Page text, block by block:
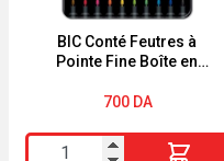
BIC Conté Feutres à
Pointe Fine Boîte en
700 DA
quantité